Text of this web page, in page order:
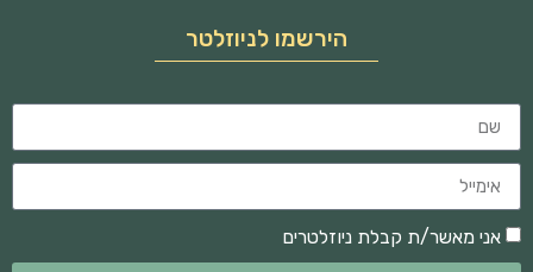
הירשמו לניוזלטר
אני מאשר/ת קבלת ניוזלטרים